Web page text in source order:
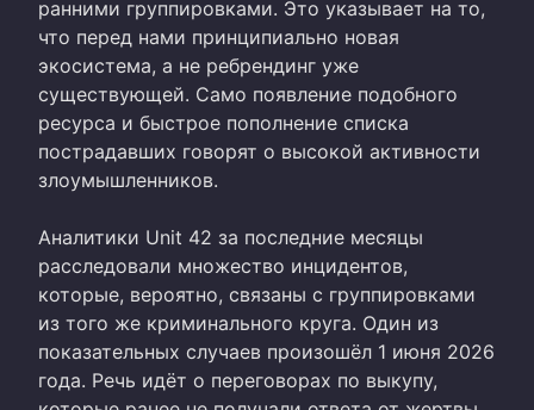
ранними группировками. Это указывает на то,
что перед нами принципиально новая
экосистема, а не ребрендинг уже
существующей. Само появление подобного
ресурса и быстрое пополнение списка
пострадавших говорят о высокой активности
злоумышленников.
Аналитики Unit 42 за последние месяцы
расследовали множество инцидентов,
которые, вероятно, связаны с группировками
из того же криминального круга. Один из
показательных случаев произошёл 1 июня 2026
года. Речь идёт о переговорах по выкупу,